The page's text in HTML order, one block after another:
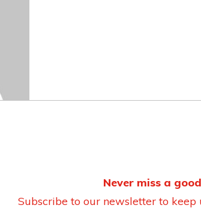
Never miss a
Subscribe to our newsletter to